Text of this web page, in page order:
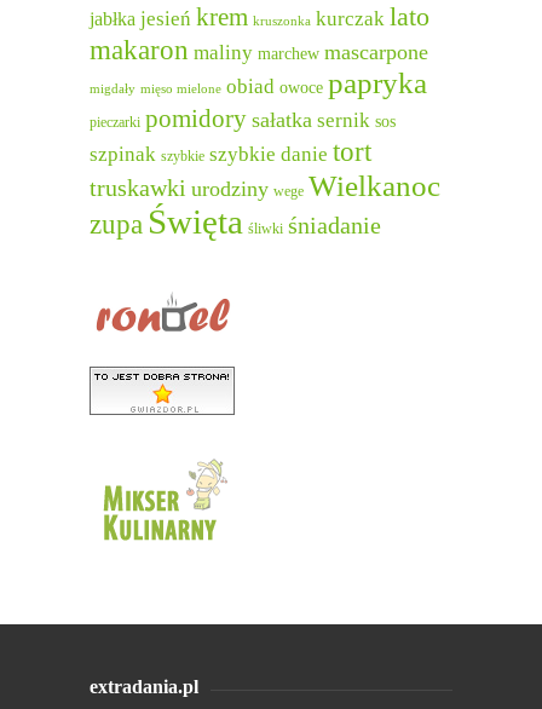
jabłka jesień krem kruszonka kurczak lato
makaron maliny marchew mascarpone
migdały mięso mielone obiad owoce papryka
pieczarki pomidory sałatka sernik sos
szpinak szybkie szybkie danie tort
truskawki urodziny wege Wielkanoc
zupa Święta śliwki śniadanie
extradania.pl